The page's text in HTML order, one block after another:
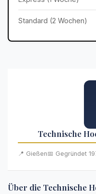
Standard (2 Wochen)
Technische
📍 Gießen📅 Gegründet
Über die Technische